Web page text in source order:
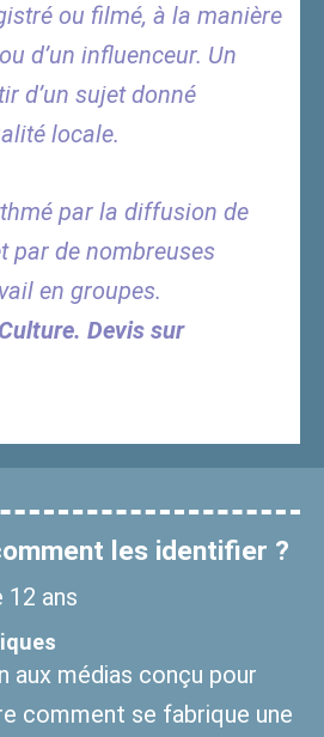
ou filmé, à la manière
d’un influenceur. Un
d’un sujet donné
locale.
par la diffusion de
par de nombreuses
en groupes.
Devis sur
les identifier ?
12 ans
aux médias conçu pour
comment se fabrique une